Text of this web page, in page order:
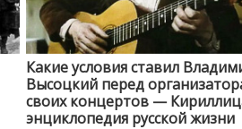
Какие условия ставил
Высоцкий перед
своих концертов —
энциклопедия русской жизни